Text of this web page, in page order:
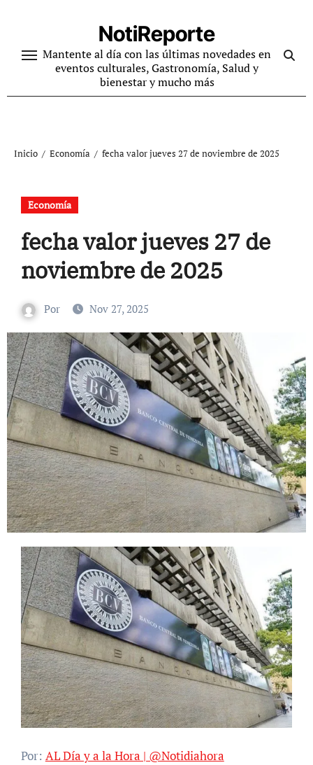
contenido
NotiReporte
Mantente al día con las últimas novedades en
eventos culturales, Gastronomía, Salud y
bienestar y mucho más
Inicio Economía fecha valor jueves 27 de noviembre de 2025
Economía
fecha valor jueves 27 de
noviembre de 2025
Por Nov 27, 2025
Por: AL Día y a la Hora | @Notidiahora